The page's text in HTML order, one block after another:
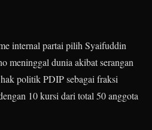
internal partai pilih Syaifuddin
meninggal dunia akibat serangan
politik PDIP sebagai fraksi
10 kursi dari total 50 anggota